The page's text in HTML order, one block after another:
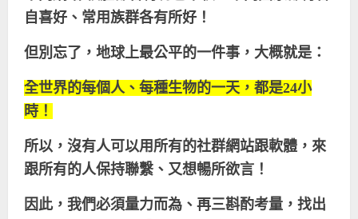
自喜好、常用族群各有所好！
但別忘了，地球上最公平的一件事，大概就是：
全世界的每個人、每種生物的一天，都是24小
時！
所以，沒有人可以用所有的社群網站跟軟體，來
跟所有的人保持聯繫、又想暢所欲言！
因此，我們必須量力而為、再三斟酌考量，找出